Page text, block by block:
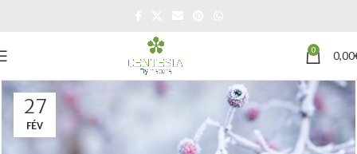
0 0,00
27
FÉV